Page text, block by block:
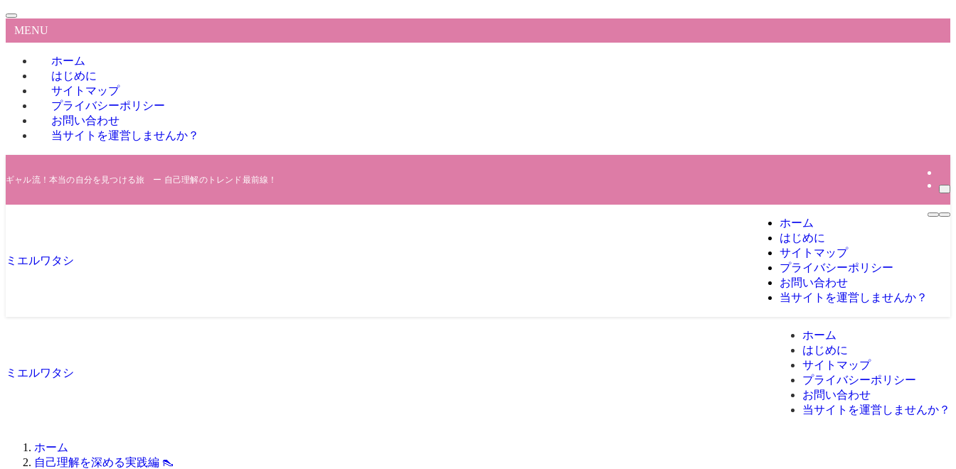
MENU
ホーム
はじめに
サイトマップ
プライバシーポリシー
お問い合わせ
当サイトを運営しませんか？
ギャル流！本当の自分を見つける旅 ー 自己理解のトレンド最前線！
ミエルワタシ
ホーム
はじめに
サイトマップ
プライバシーポリシー
お問い合わせ
当サイトを運営しませんか？
ミエルワタシ
ホーム
はじめに
サイトマップ
プライバシーポリシー
お問い合わせ
当サイトを運営しませんか？
ホーム
自己理解を深める実践編 👠